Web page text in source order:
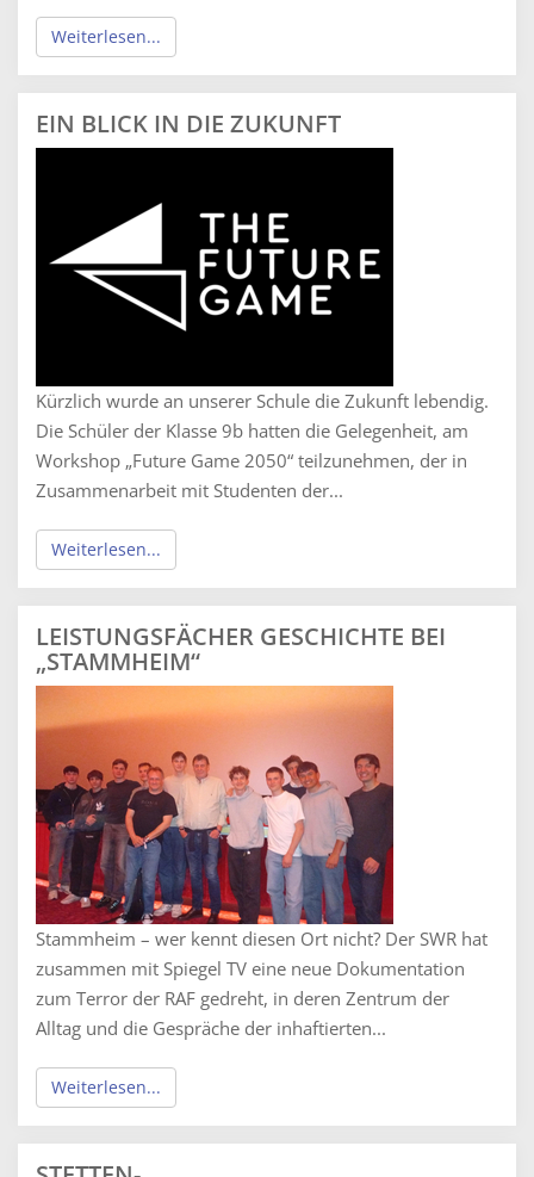
Weiterlesen...
EIN BLICK IN DIE ZUKUNFT
Kürzlich wurde an unserer Schule die Zukunft lebendig.
Die Schüler der Klasse 9b hatten die Gelegenheit, am
Workshop „Future Game 2050“ teilzunehmen, der in
Zusammenarbeit mit Studenten der...
Weiterlesen...
LEISTUNGSFÄCHER GESCHICHTE BEI
„STAMMHEIM“
Stammheim – wer kennt diesen Ort nicht? Der SWR hat
zusammen mit Spiegel TV eine neue Dokumentation
zum Terror der RAF gedreht, in deren Zentrum der
Alltag und die Gespräche der inhaftierten...
Weiterlesen...